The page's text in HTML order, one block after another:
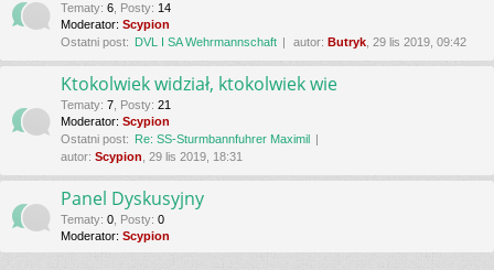
Tematy: 6 Posty: 14
Moderator: Scypion
Ostatni post: DVL I SA Wehrmannschaft autor: Butryk , 29 lis 2019, 09:42
Ktokolwiek widział, ktokolwiek wie
Tematy: 7 Posty: 21
Moderator: Scypion
Ostatni post: Re: SS-Sturmbannfuhrer Maximil
autor: Scypion , 29 lis 2019, 18:31
Panel Dyskusyjny
Tematy: 0 Posty: 0
Moderator: Scypion